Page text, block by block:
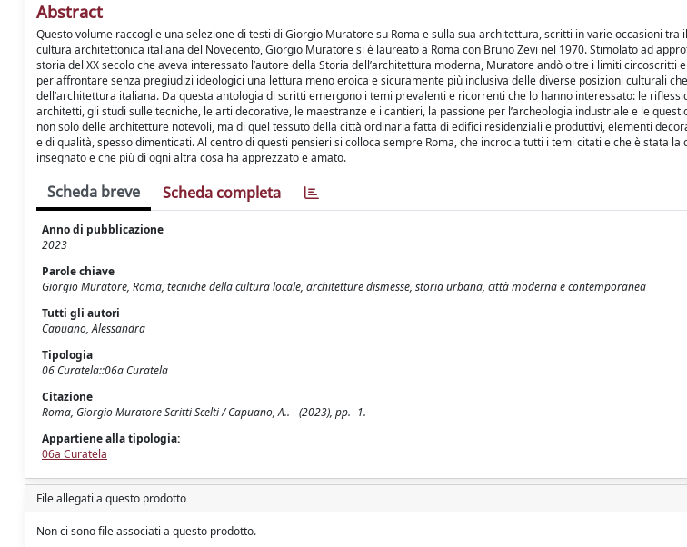
Abstract
Questo volume raccoglie una selezione di testi di Giorgio Muratore su Roma e sulla sua architettura, scritti in varie occasioni tra
cultura architettonica italiana del Novecento, Giorgio Muratore si è laureato a Roma con Bruno Zevi nel 1970. Stimolato ad
storia del XX secolo che aveva interessato l’autore della Storia dell’architettura moderna, Muratore andò oltre i limiti circoscritti
per affrontare senza pregiudizi ideologici una lettura meno eroica e sicuramente più inclusiva delle diverse posizioni culturali
dell’architettura italiana. Da questa antologia di scritti emergono i temi prevalenti e ricorrenti che lo hanno interessato: le
architetti, gli studi sulle tecniche, le arti decorative, le maestranze e i cantieri, la passione per l’archeologia industriale e le
non solo delle architetture notevoli, ma di quel tessuto della città ordinaria fatta di edifici residenziali e produttivi, elementi
e di qualità, spesso dimenticati. Al centro di questi pensieri si colloca sempre Roma, che incrocia tutti i temi citati e che è stata la
insegnato e che più di ogni altra cosa ha apprezzato e amato.
Scheda breve Scheda completa
Anno di pubblicazione
2023
Parole chiave
Giorgio Muratore, Roma, tecniche della cultura locale, architetture dismesse, storia urbana, città moderna e contemporanea
Tutti gli autori
Capuano, Alessandra
Tipologia
06 Curatela::06a Curatela
Citazione
Roma, Giorgio Muratore Scritti Scelti / Capuano, A.. - (2023), pp. -1.
Appartiene alla tipologia:
06a Curatela
File allegati a questo prodotto
Non ci sono file associati a questo prodotto.